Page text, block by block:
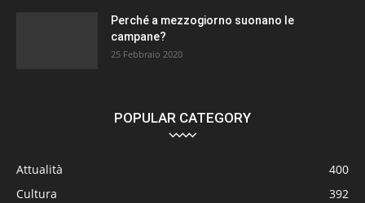
Perché a mezzogiorno suonano le
campane?
25 Febbraio 2020
POPULAR CATEGORY
Attualità
400
Cultura
392